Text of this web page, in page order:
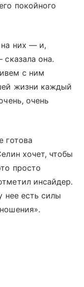
покойного
них — и,
она.
с ним
жизни каждый
очень
готова
хочет, чтобы
просто
инсайдер.
нее есть силы